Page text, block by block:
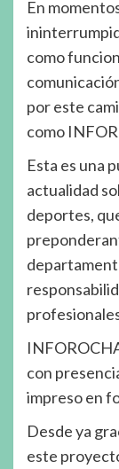
En
como
por este
como
Esta es una
actualidad
deportes,
con
impreso en
Desde ya
este